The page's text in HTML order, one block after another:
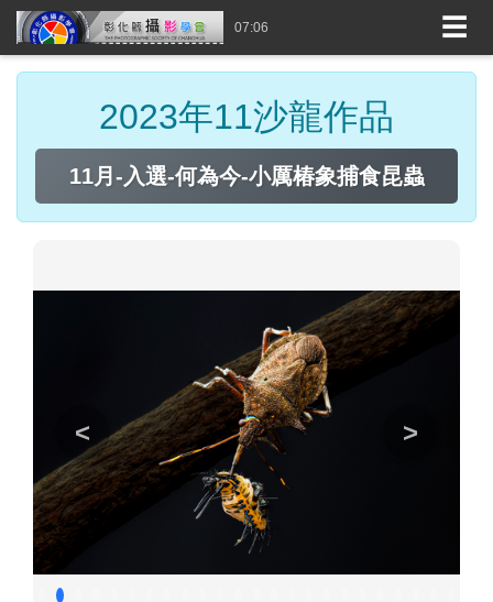
07:06 ☰
2023年11沙龍作品
11月-入選-何為今-小厲椿象捕食昆蟲
< >